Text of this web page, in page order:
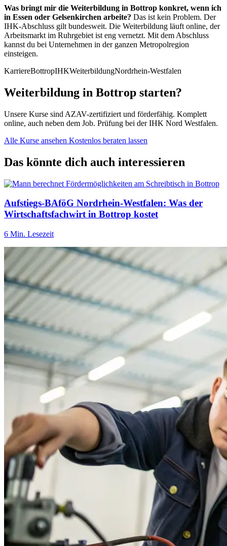
Was bringt mir die Weiterbildung in Bottrop konkret, wenn ich
in Essen oder Gelsenkirchen arbeite? Das ist kein Problem. Der
IHK-Abschluss gilt bundesweit. Die Weiterbildung läuft online, der
Arbeitsmarkt im Ruhrgebiet ist eng vernetzt. Mit dem Abschluss
kannst du bei Unternehmen in der ganzen Metropolregion
einsteigen.
KarriereBottropIHKWeiterbildungNordrhein-Westfalen
Weiterbildung in Bottrop starten?
Unsere Kurse sind AZAV-zertifiziert und förderfähig. Komplett
online, auch neben dem Job. Prüfung bei der IHK Nord Westfalen.
Alle Kurse ansehen Kostenlos beraten lassen
Das könnte dich auch interessieren
Aufstiegs-BAföG Nordrhein-Westfalen: Was der
Wirtschaftsfachwirt in Bottrop kostet
6 Min. Lesezeit